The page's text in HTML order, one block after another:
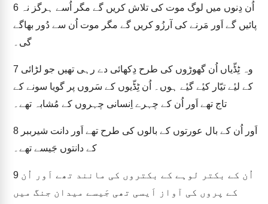
6
پائیں گے اَور مَرنے کی آرزُو کریں گے مگر موت اُن سے دُور بھاگے
گی۔
7
کے لیٔے تیّار کیٔے گیٔے ہوں۔ اُن ٹِڈّیوں کے سَروں پر گویا سونے کے
تاج تھے اَور اُن کے چہرے اِنسانی چہروں کے مُشابہ تھے۔
8
کے دانتوں جَیسے تھے۔
9
کے پروں کی آواز اَیسی تھی جَیسے میدان جنگ میں